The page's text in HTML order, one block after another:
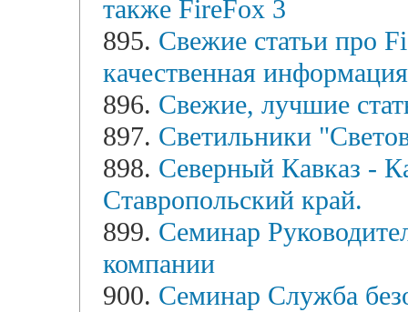
также FireFox 3
895. Свежие статьи про
качественная
896. Свежие, лучшие
897. Светильники
898. Северный Кавказ -
Ставропольский край.
899. Семинар
компании
900. Семинар Служба